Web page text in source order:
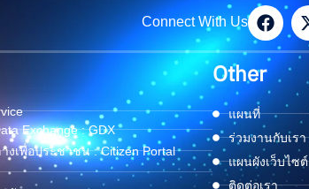
Connect With Us
Exchange : GDX
งเพื่อประชาชน : Citizen Portal
Other
แผนที่
ร่วมงานกับเรา
แผนผังเว็บไซต์
ติดต่อเรา